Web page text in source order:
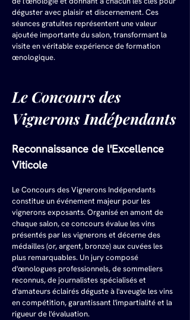
déguster avec plaisir et discernement. Ces
séances gratuites représentent une valeur
ajoutée importante du salon, transformant la
visite en véritable expérience de formation
œnologique.
Le Concours des
Vignerons Indépendants
Reconnaissance de l'Excellence
Viticole
Le Concours des Vignerons Indépendants
constitue un événement majeur pour les
vignerons exposants. Organisé en amont de
chaque salon, ce concours évalue les vins
présentés par les vignerons et décerne des
médailles (or, argent, bronze) aux cuvées les
plus remarquables. Un jury composé
d'œnologues professionnels, de sommeliers
reconnus, de journalistes spécialisés et
d'amateurs éclairés déguste à l'aveugle les vins
en compétition, garantissant l'impartialité et la
rigueur de l'évaluation.